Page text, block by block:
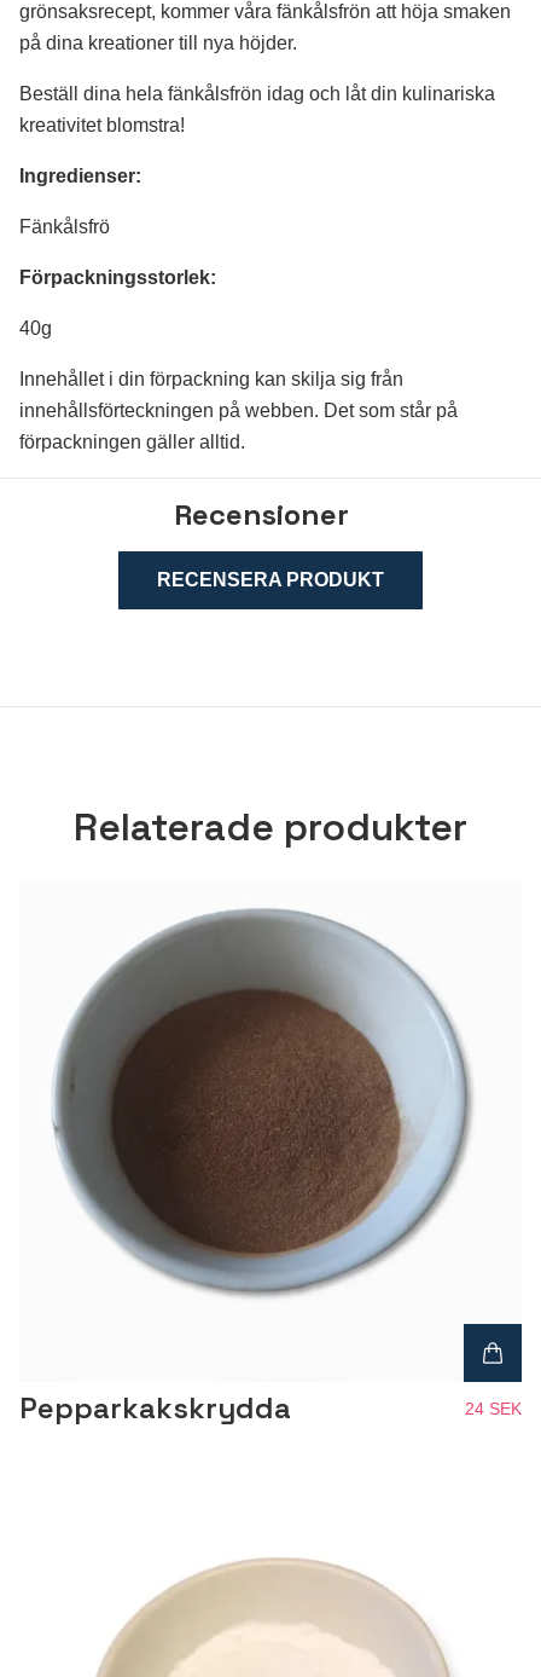
grönsaksrecept, kommer våra fänkålsfrön att höja smaken
på dina kreationer till nya höjder.
Beställ dina hela fänkålsfrön idag och låt din kulinariska
kreativitet blomstra!
Ingredienser:
Fänkålsfrö
Förpackningsstorlek:
40g
Innehållet i din förpackning kan skilja sig från
innehållsförteckningen på webben. Det som står på
förpackningen gäller alltid.
Recensioner
RECENSERA PRODUKT
Relaterade produkter
Pepparkakskrydda 24 SEK